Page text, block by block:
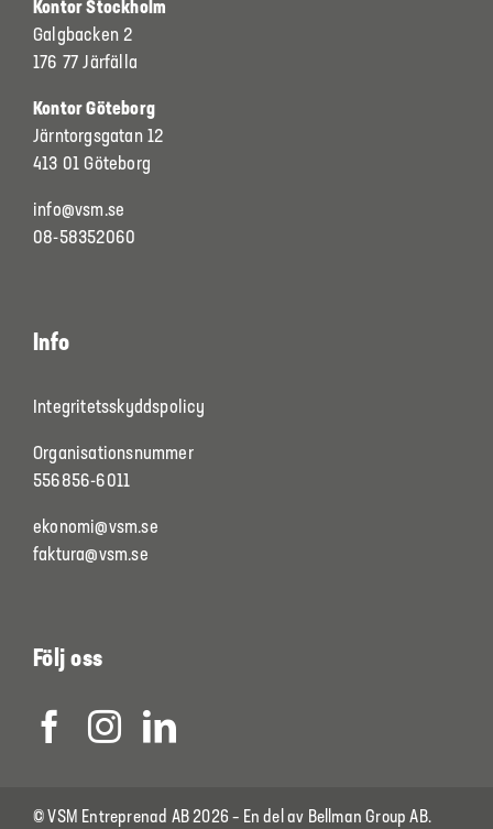
Kontor Stockholm
Galgbacken 2
176 77 Järfälla
Kontor Göteborg
Järntorgsgatan 12
413 01 Göteborg
info@vsm.se
08-58352060
Info
Integritetsskyddspolicy
Organisationsnummer
556856-6011
ekonomi@vsm.se
faktura@vsm.se
Följ oss
© VSM Entreprenad AB 2026 – En del av Bellman Group AB.